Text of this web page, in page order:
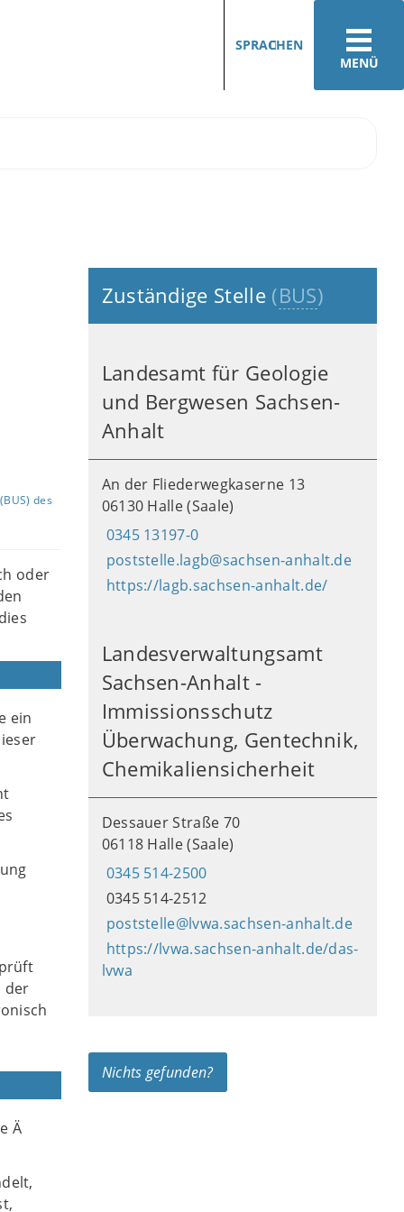
MENÜ
SPRACHEN
des
oder
ein
der
Ä
Zuständige Stelle (BUS)
Landesamt für Geologie
und Bergwesen Sachsen-
Anhalt
An der Fliederwegkaserne 13
06130 Halle (Saale)
0345 13197-0
poststelle.lagb@sachsen-anhalt.de
https://lagb.sachsen-anhalt.de/
Landesverwaltungsamt
Sachsen-Anhalt -
Immissionsschutz
Überwachung, Gentechnik,
Chemikaliensicherheit
Dessauer Straße 70
06118 Halle (Saale)
0345 514-2500
0345 514-2512
poststelle@lvwa.sachsen-anhalt.de
https://lvwa.sachsen-anhalt.de/das-
lvwa
Nichts gefunden?